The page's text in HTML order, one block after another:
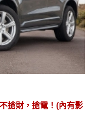
搶財，搶電！(內有影